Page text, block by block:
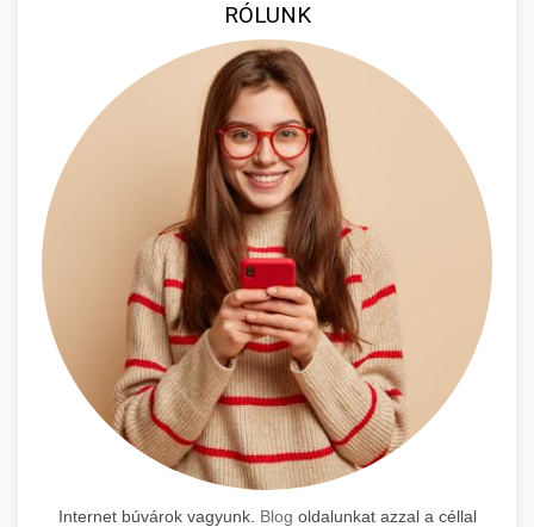
RÓLUNK
Internet búvárok vagyunk. Blog oldalunkat azzal a céllal